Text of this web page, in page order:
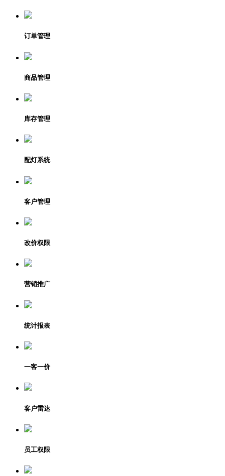
订单管理
商品管理
库存管理
配灯系统
客户管理
改价权限
营销推广
统计报表
一客一价
客户雷达
员工权限